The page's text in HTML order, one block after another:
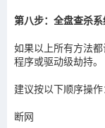
第八步：全盘查杀
如果以上所有方法
程序或驱动级劫持。
建议按以下顺序操作
断网